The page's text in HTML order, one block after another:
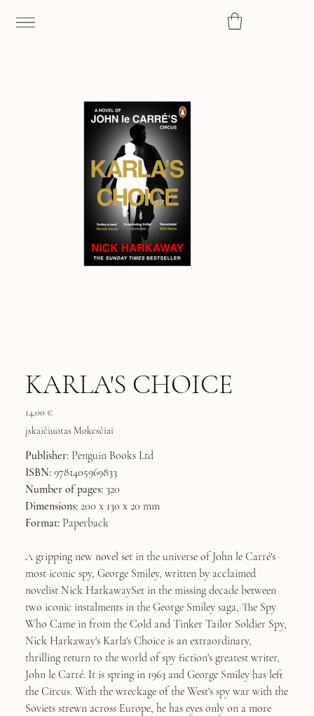
KARLA'S CHOICE
14,00 €
įskaičiuotas Mokesčiai
Publisher:Penguin Books Ltd
ISBN:9781405969833
Number of pages:320
Dimensions:200 x 130 x 20 mm
Format:Paperback
A gripping new novel set in the universe of John le Carré's
most iconic spy, George Smiley, written by acclaimed
novelist Nick HarkawaySet in the missing decade between
two iconic instalments in the George Smiley saga, The Spy
Who Came in from the Cold and Tinker Tailor Soldier Spy,
Nick Harkaway's Karla's Choice is an extraordinary,
thrilling return to the world of spy fiction's greatest writer,
John le Carré. It is spring in 1963 and George Smiley has left
the Circus. With the wreckage of the West's spy war with the
Soviets strewn across Europe, he has eyes only on a more